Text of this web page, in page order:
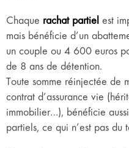
Chaque rachat partiel est
mais bénéficie d’un
un couple ou 4 600 euros
de 8 ans de détention.
Toute somme réinjectée de
contrat d’assurance vie
immobilier…), bénéficie
partiels, ce qui n’est pas du